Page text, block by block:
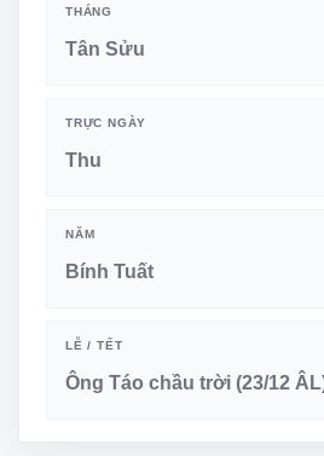
THÁNG
Tân Sửu
TRỰC NGÀY
Thu
NĂM
Bính Tuất
LỄ / TẾT
Ông Táo chầu trời (23/12